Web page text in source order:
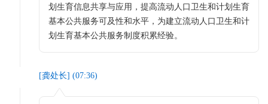
划生育信息共享与应用，提高流动人口卫生和计划生育
基本公共服务可及性和水平，为建立流动人口卫生和计
划生育基本公共服务制度积累经验。
[龚处长] (07:36)